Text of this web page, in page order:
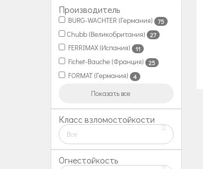
Производитель
BURG-WACHTER (Германия) 75
Chubb (Великобритания) 27
FERRIMAX (Испания) 11
Fichet-Bauche (Франция) 25
FORMAT (Германия) 4
Показать все
Класс взломостойкости
Все
Огнестойкость